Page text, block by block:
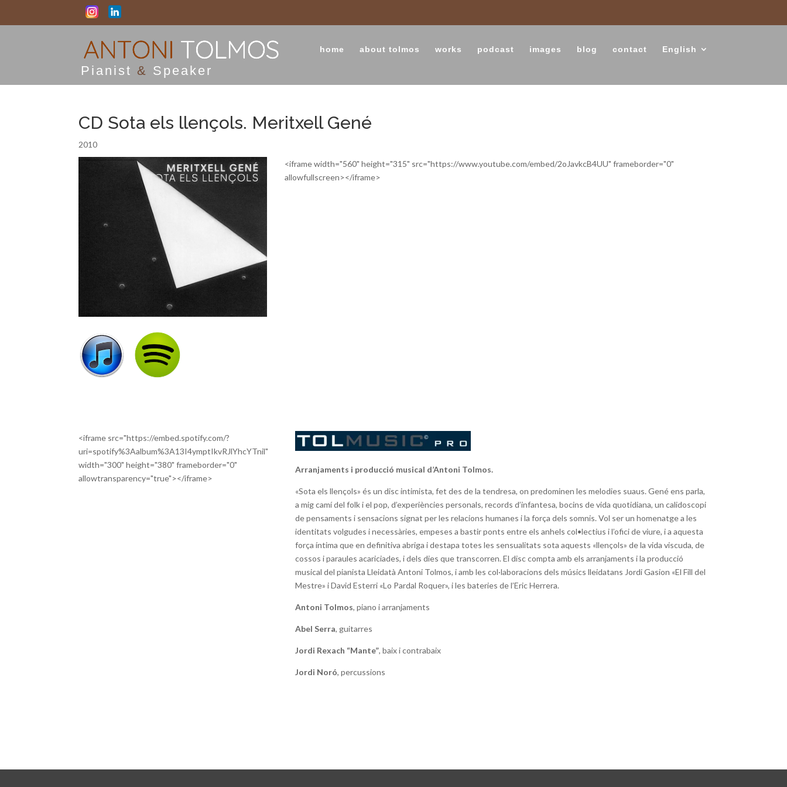
Pianist & Speaker
home about tolmos works podcast images blog contact English
CD Sota els llençols. Meritxell Gené
2010
<iframe width="560" height="315" src="https://www.youtube.com/embed/2oJavkcB4UU" frameborder="0"
allowfullscreen></iframe>
<iframe src="https://embed.spotify.com/?
uri=spotify%3Aalbum%3A13I4ymptIkvRJlYhcYTnil"
width="300" height="380" frameborder="0"
allowtransparency="true"></iframe>
Arranjaments i producció musical d’Antoni Tolmos.
«Sota els llençols» és un disc intimista, fet des de la tendresa, on predominen les melodies suaus. Gené ens parla,
a mig camí del folk i el pop, d’experiències personals, records d’infantesa, bocins de vida quotidiana, un calidoscopi
de pensaments i sensacions signat per les relacions humanes i la força dels somnis. Vol ser un homenatge a les
identitats volgudes i necessàries, empeses a bastir ponts entre els anhels col•lectius i l’ofici de viure, i a aquesta
força íntima que en definitiva abriga i destapa totes les sensualitats sota aquests «llençols» de la vida viscuda, de
cossos i paraules acariciades, i dels dies que transcorren. El disc compta amb els arranjaments i la producció
musical del pianista Lleidatà Antoni Tolmos, i amb les col·laboracions dels músics lleidatans Jordi Gasion «El Fill del
Mestre» i David Esterri «Lo Pardal Roquer», i les bateries de l’Eric Herrera.
Antoni Tolmos, piano i arranjaments
Abel Serra, guitarres
Jordi Rexach “Mante”, baix i contrabaix
Jordi Noró, percussions